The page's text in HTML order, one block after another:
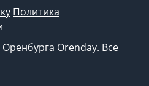
Политика
Orenday. Все